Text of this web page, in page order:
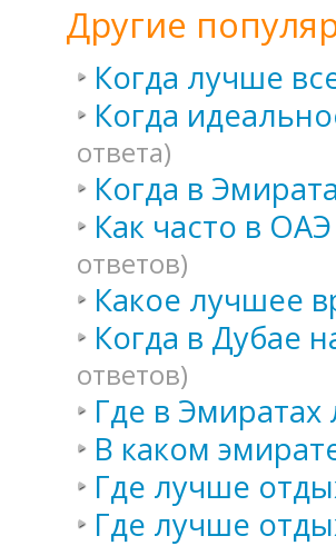
Другие
Когда лучше
Когда
ответа)
Когда в
Как часто в
ответов)
Какое лучшее
Когда в Дубае
ответов)
Где в
В каком
Где лучше
Где лучше